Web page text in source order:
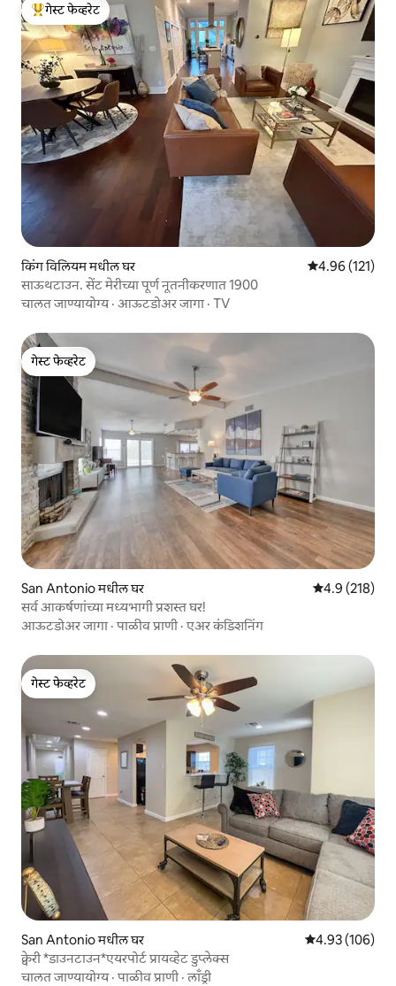
टॉप गेस्ट फेव्हरेट
गेस्ट फेव्हरेट
किंग विलियम मधील घर 5 पैकी 4.96
4.96 (121)
साऊथटाउन. सेंट मेरीच्या पूर्ण नूतनीकरणात 1900
चालत जाण्यायोग्य· आऊटडोअर जागा · TV
गेस्ट फेव्हरेट
गेस्ट फेव्हरेट
San Antonio मधील घर 5 पैकी 4.9
4.9 (218)
सर्व आकर्षणांच्या मध्यभागी प्रशस्त घर!
आऊटडोअर जागा ·पाळीव प्राणी ·एअर कंडिशनिंग
गेस्ट फेव्हरेट
गेस्ट फेव्हरेट
San Antonio मधील घर 5 पैकी 4.93
4.93 (106)
क्वेरी *डाउनटाउन*एयरपोर्ट प्रायव्हेट डुप्लेक्स
चालत जाण्यायोग्य·पाळीव प्राणी ·लाँड्री